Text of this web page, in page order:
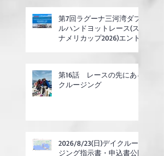
第7回ラグーナ三河湾ダブ
ルハンドヨットレース(ス
ナメリカップ2026)エント
第16話 レースの先にある
クルージング
2026/8/23(日)デイクルー
ジング指示書・申込書公開